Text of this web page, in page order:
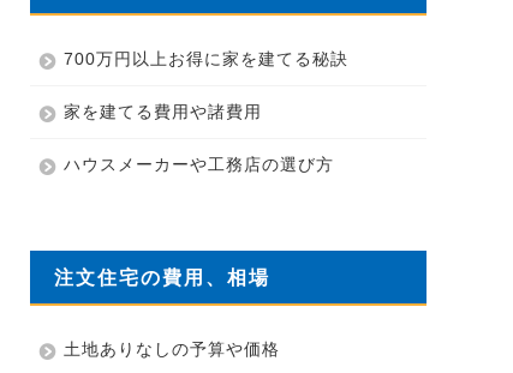
700万円以上お得に家を建てる秘訣
家を建てる費用や諸費用
ハウスメーカーや工務店の選び方
注文住宅の費用、相場
土地ありなしの予算や価格